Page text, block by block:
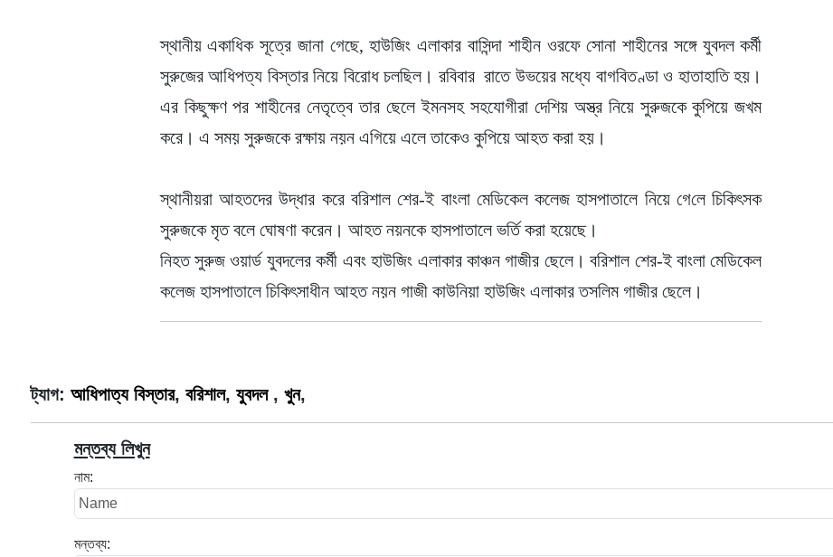
স্থানীয় একাধিক সূত্রে জানা গেছে, হাউজিং এলাকার বাসিন্দা শাহীন ওরফে সোনা শাহীনের সঙ্গে যুবদল কর্মী
সুরুজের আধিপত্য বিস্তার নিয়ে বিরোধ চলছিল। রবিবার রাতে উভয়ের মধ্যে বাগবিতণ্ডা ও হাতাহাতি হয়।
এর কিছুক্ষণ পর শাহীনের নেতৃত্বে তার ছেলে ইমনসহ সহযোগীরা দেশিয় অস্ত্র নিয়ে সুরুজকে কুপিয়ে জখম
করে। এ সময় সুরুজকে রক্ষায় নয়ন এগিয়ে এলে তাকেও কুপিয়ে আহত করা হয়।
স্থানীয়রা আহতদের উদ্ধার করে বরিশাল শের-ই বাংলা মেডিকেল কলেজ হাসপাতালে নিয়ে গে‌লে চিকিৎসক
সুরুজকে মৃত বলে ঘোষণা করেন। আহত নয়নকে হাসপাতালে ভর্তি করা হয়েছে।
নিহত সুরুজ ওয়ার্ড যুবদলের কর্মী এবং হাউজিং এলাকার কাঞ্চন গাজীর ছেলে। বরিশাল শের-ই বাংলা মেডিকেল
কলেজ হাসপাতালে চিকিৎসাধীন আহত নয়ন গাজী কাউনিয়া হাউজিং এলাকার তসলিম গাজীর ছেলে।
ট্যাগ: আধিপাত্য বিস্তার, বরিশাল, যুবদল , খুন,
মন্তব্য লিখুন
নাম:
মন্তব্য: